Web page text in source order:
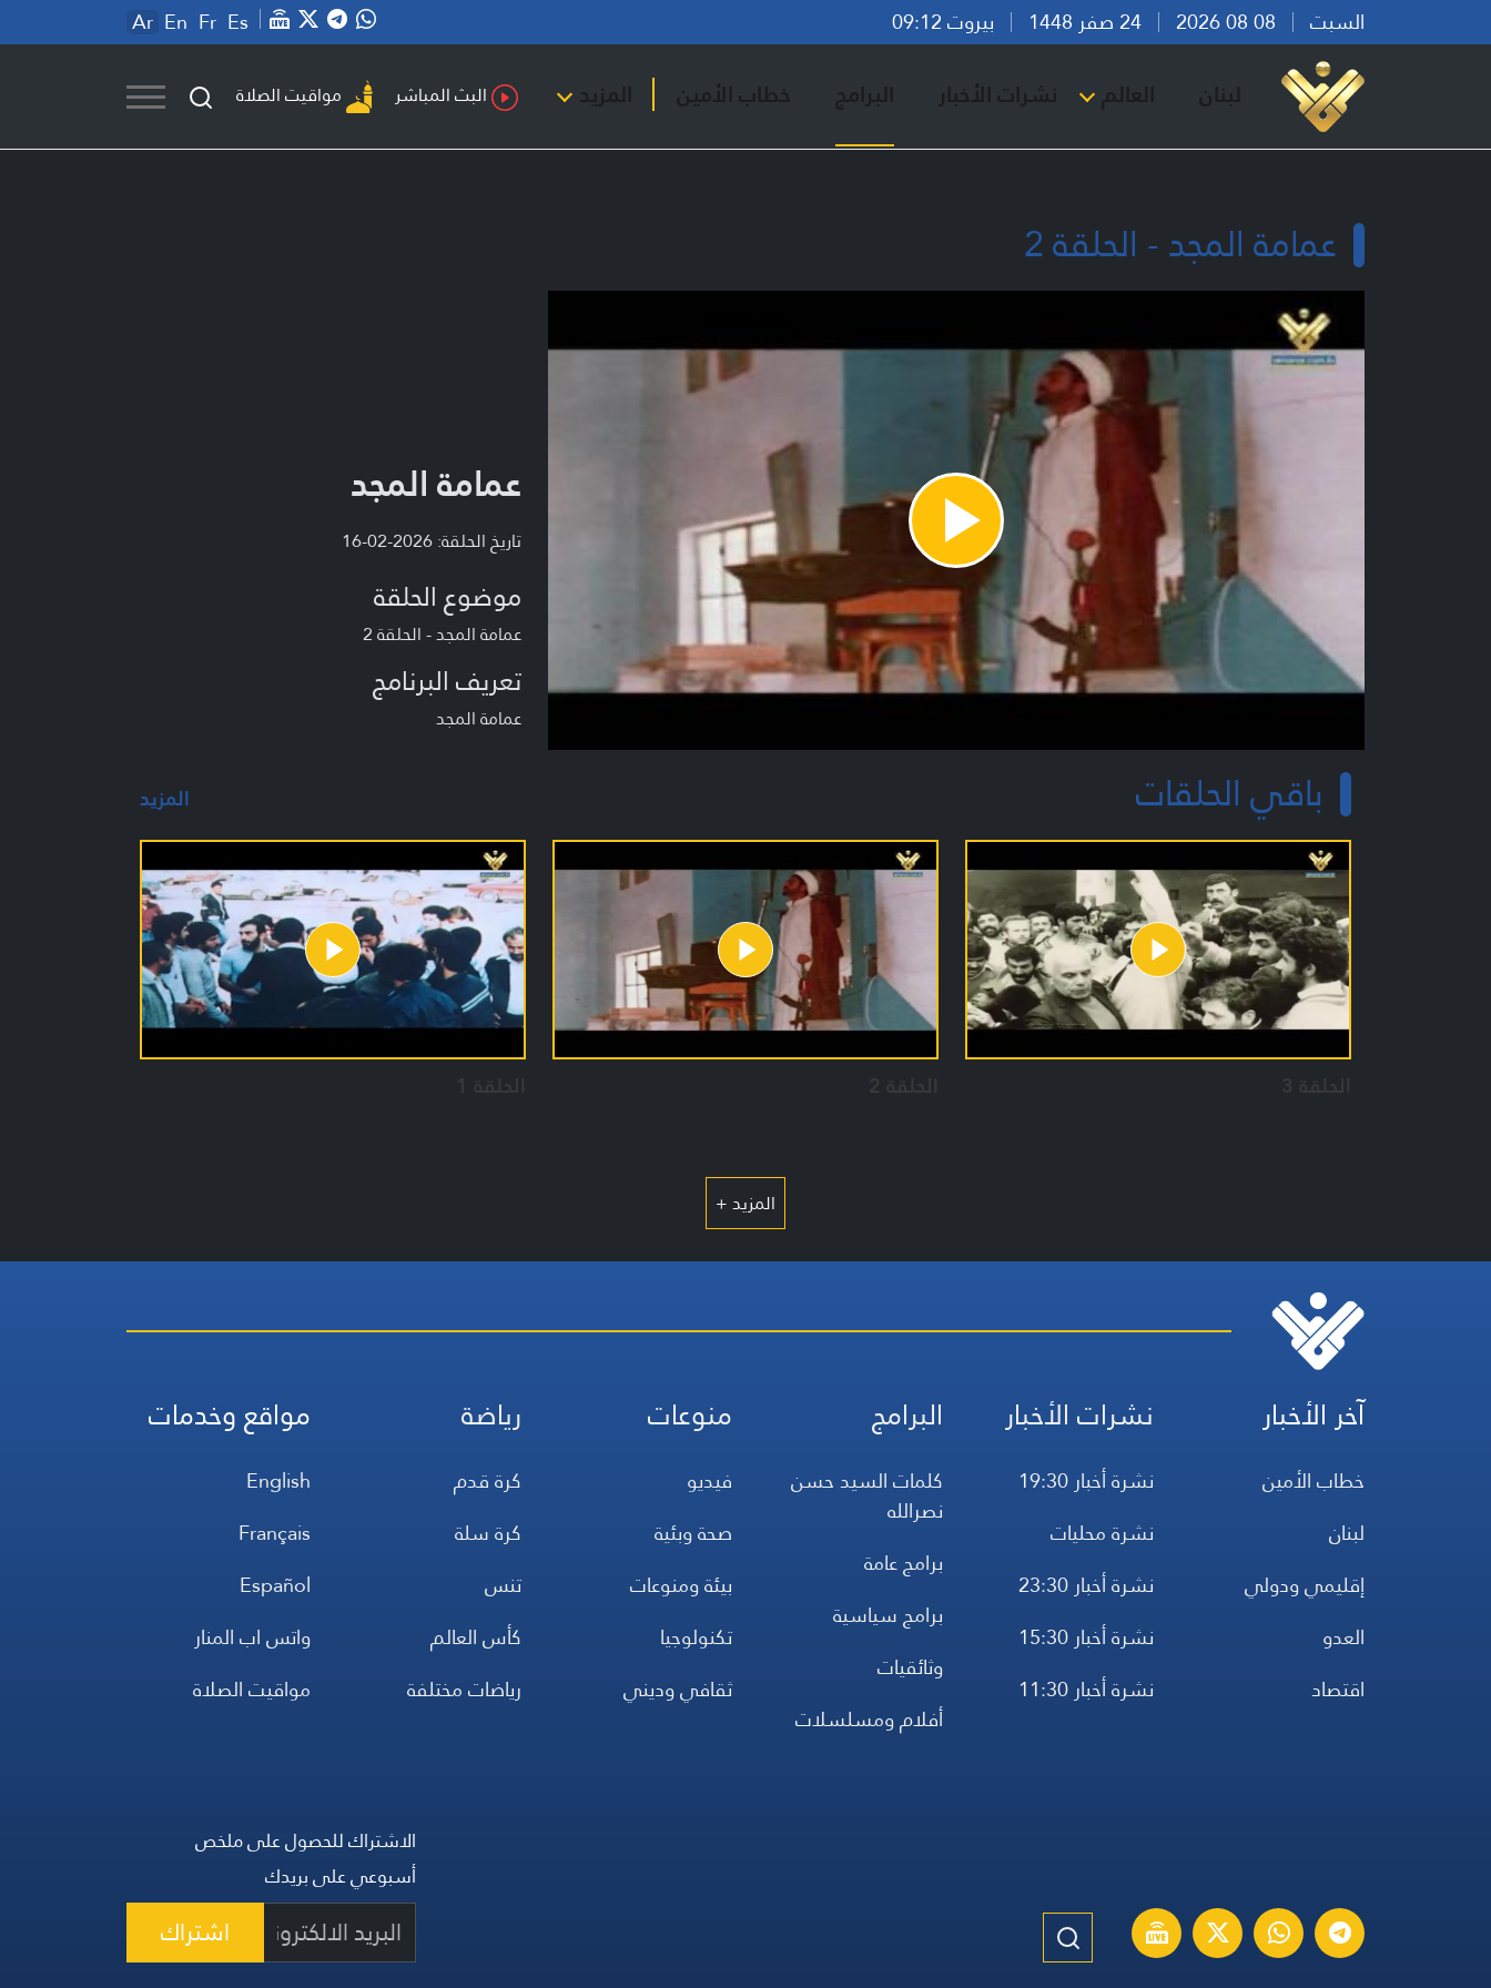
السبت بيروت 09:12 Ar En Fr Es
لبنان العالم نشرات الأخبار البرامج خطاب الأمين المزيد البث المباشر مواقيت الصلاة
عمامة المجد - الحلقة 2
Play
Video
عمامة المجد
تاريخ الحلقة: 2026-02-16
موضوع الحلقة
عمامة المجد - الحلقة 2
تعريف البرنامج
عمامة المجد
باقي الحلقات المزيد
الحلقة 3 الحلقة 2 الحلقة 1
المزيد +
آخر الأخبار
خطاب الأمين
لبنان
إقليمي ودولي
العدو
اقتصاد
نشرات الأخبار
نشرة أخبار 19:30
نشرة محليات
نشرة أخبار 23:30
نشرة أخبار 15:30
نشرة أخبار 11:30
البرامج
كلمات السيد حسن
نصرالله
برامج عامة
برامج سياسية
وثائقيات
أفلام ومسلسلات
منوعات
فيديو
صحة وبئية
بيئة ومنوعات
تكنولوجيا
ثقافي وديني
رياضة
كرة قدم
كرة سلة
تنس
كأس العالم
رياضات مختلفة
مواقع وخدمات
English
Français
Español
واتس اب المنار
مواقيت الصلاة
الاشتراك للحصول على ملخص
أسبوعي على بريدك
اشتراك